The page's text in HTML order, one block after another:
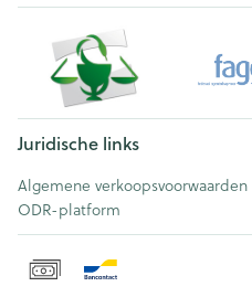
Juridische links
Algemene verkoopsvoorwaarden
ODR-platform